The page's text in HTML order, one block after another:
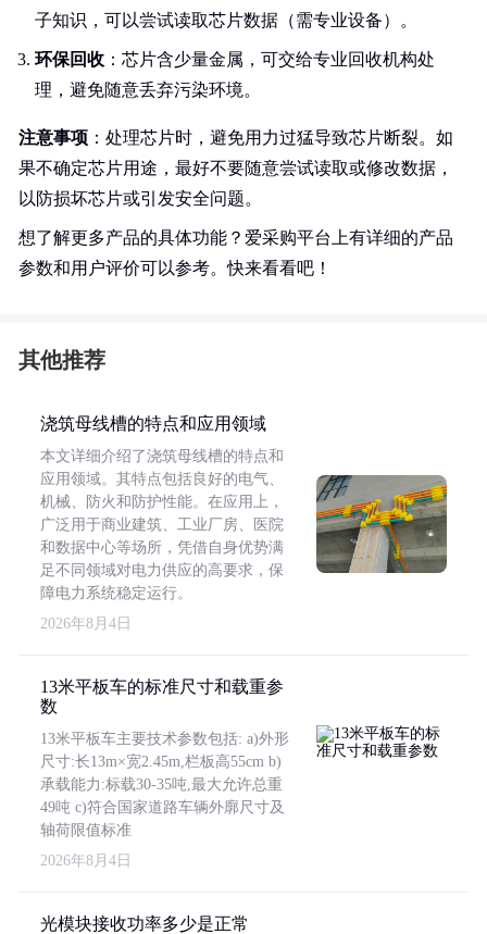
子知识，可以尝试读取芯片数据（需专业设备）。
环保回收 ：芯片含少量金属，可交给专业回收机构处
理，避免随意丢弃污染环境。
注意事项 ：处理芯片时，避免用力过猛导致芯片断裂。如
果不确定芯片用途，最好不要随意尝试读取或修改数据，
以防损坏芯片或引发安全问题。
想了解更多产品的具体功能？爱采购平台上有详细的产品
参数和用户评价可以参考。快来看看吧！
其他推荐
浇筑母线槽的特点和应用领域
本文详细介绍了浇筑母线槽的特点和
应用领域。其特点包括良好的电气、
机械、防火和防护性能。在应用上，
广泛用于商业建筑、工业厂房、医院
和数据中心等场所，凭借自身优势满
足不同领域对电力供应的高要求，保
障电力系统稳定运行。
2026年8月4日
13米平板车的标准尺寸和载重参
数
13米平板车主要技术参数包括: a)外形
尺寸:长13m×宽2.45m,栏板高55cm b)
承载能力:标载30-35吨,最大允许总重
49吨 c)符合国家道路车辆外廓尺寸及
轴荷限值标准
2026年8月4日
光模块接收功率多少是正常